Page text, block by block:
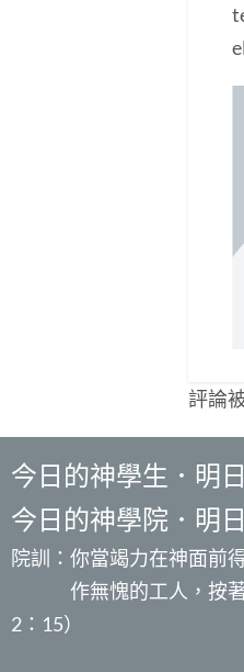
評論
今日的神學生．明
今日的神學院．明
院訓：你當竭力在神面前
作無愧的工人，按著
2：15）